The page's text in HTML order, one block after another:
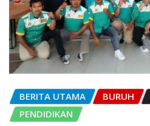
BERITA UTAMA BURUH
PENDIDIKAN